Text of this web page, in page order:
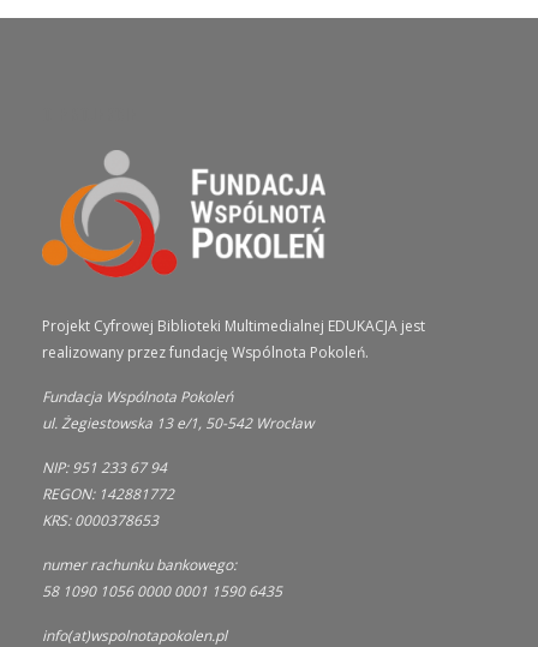
Projekt Cyfrowej Biblioteki Multimedialnej EDUKACJA jest
realizowany przez fundację Wspólnota Pokoleń.
Fundacja Wspólnota Pokoleń
ul. Żegiestowska 13 e/1, 50-542 Wrocław
NIP: 951 233 67 94
REGON: 142881772
KRS: 0000378653
numer rachunku bankowego:
58 1090 1056 0000 0001 1590 6435
info(at)wspolnotapokolen.pl